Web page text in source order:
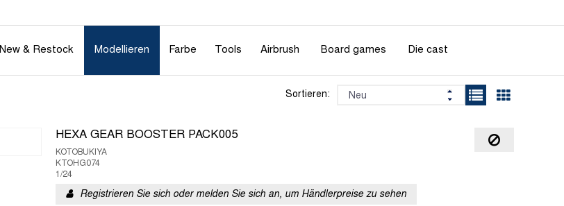
New & Restock Modellieren Farbe Tools Airbrush Board games Die cast
Sortieren:
HEXA GEAR BOOSTER PACK005
KOTOBUKIYA
KTOHG074
1/24
Registrieren Sie sich oder melden Sie sich an, um Händlerpreise zu sehen